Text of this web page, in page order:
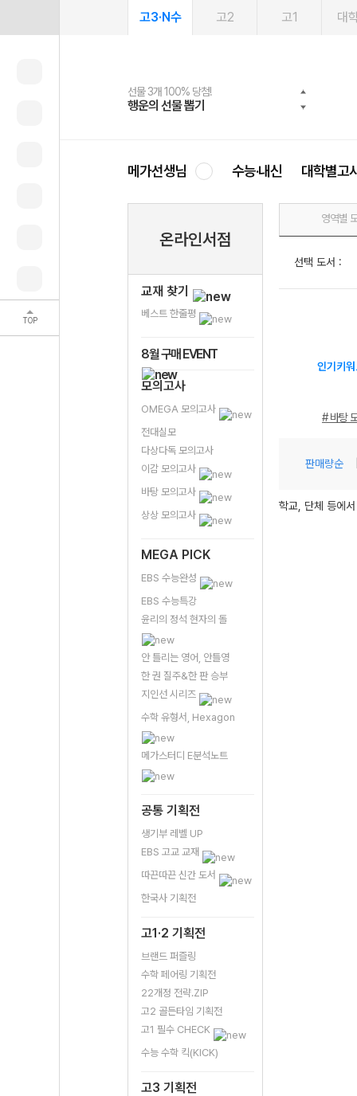
TOP
고3·N수 고2 고1 대
선물 3개 100% 당첨!
행운의 선물 뽑기
선물 100% 증정!
메가스터디 X 올리브
2027 러셀 단과
강사 공개선발
스마트러닝앱
설문 EVENT
메가패스
3일 무료 체험권
메가패스 수강생 무료혜택!
메가클럽 멤버십
사회공헌 캠페인
희망이룸 메가나눔
메가선생님 수능·내신 대학별고
온라인서점
교재 찾기
베스트 한줄평
8월 구매 EVENT
모의고사
OMEGA 모의고사
전대실모
다상다독 모의고사
이감 모의고사
바탕 모의고사
상상 모의고사
MEGA PICK
EBS 수능완성
EBS 수능특강
윤리의 정석 현자의 돌
안 틀리는 영어, 안틀영
한 권 질주&한 판 승부
지인선 시리즈
수학 유형서, Hexagon
메가스터디 E분석노트
공통 기획전
생기부 레벨 UP
EBS 고교 교재
따끈따끈 신간 도서
한국사 기획전
고1·2 기획전
브랜드 퍼즐링
수학 페어링 기획전
22개정 전략.ZIP
고2 골든타임 기획전
고1 필수 CHECK
수능 수학 킥(KICK)
고3 기획전
영역별
선택 도서 :
인기키
# 바탕
판매량순
학교, 단체 등에